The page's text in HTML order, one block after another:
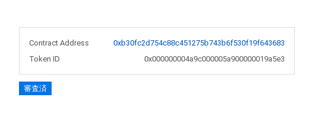
Contract Address
0xb30fc2d754c88c451275b743b6f530f19f643683
Token ID
0x000000004a9c000005a900000019a5e3
審査済